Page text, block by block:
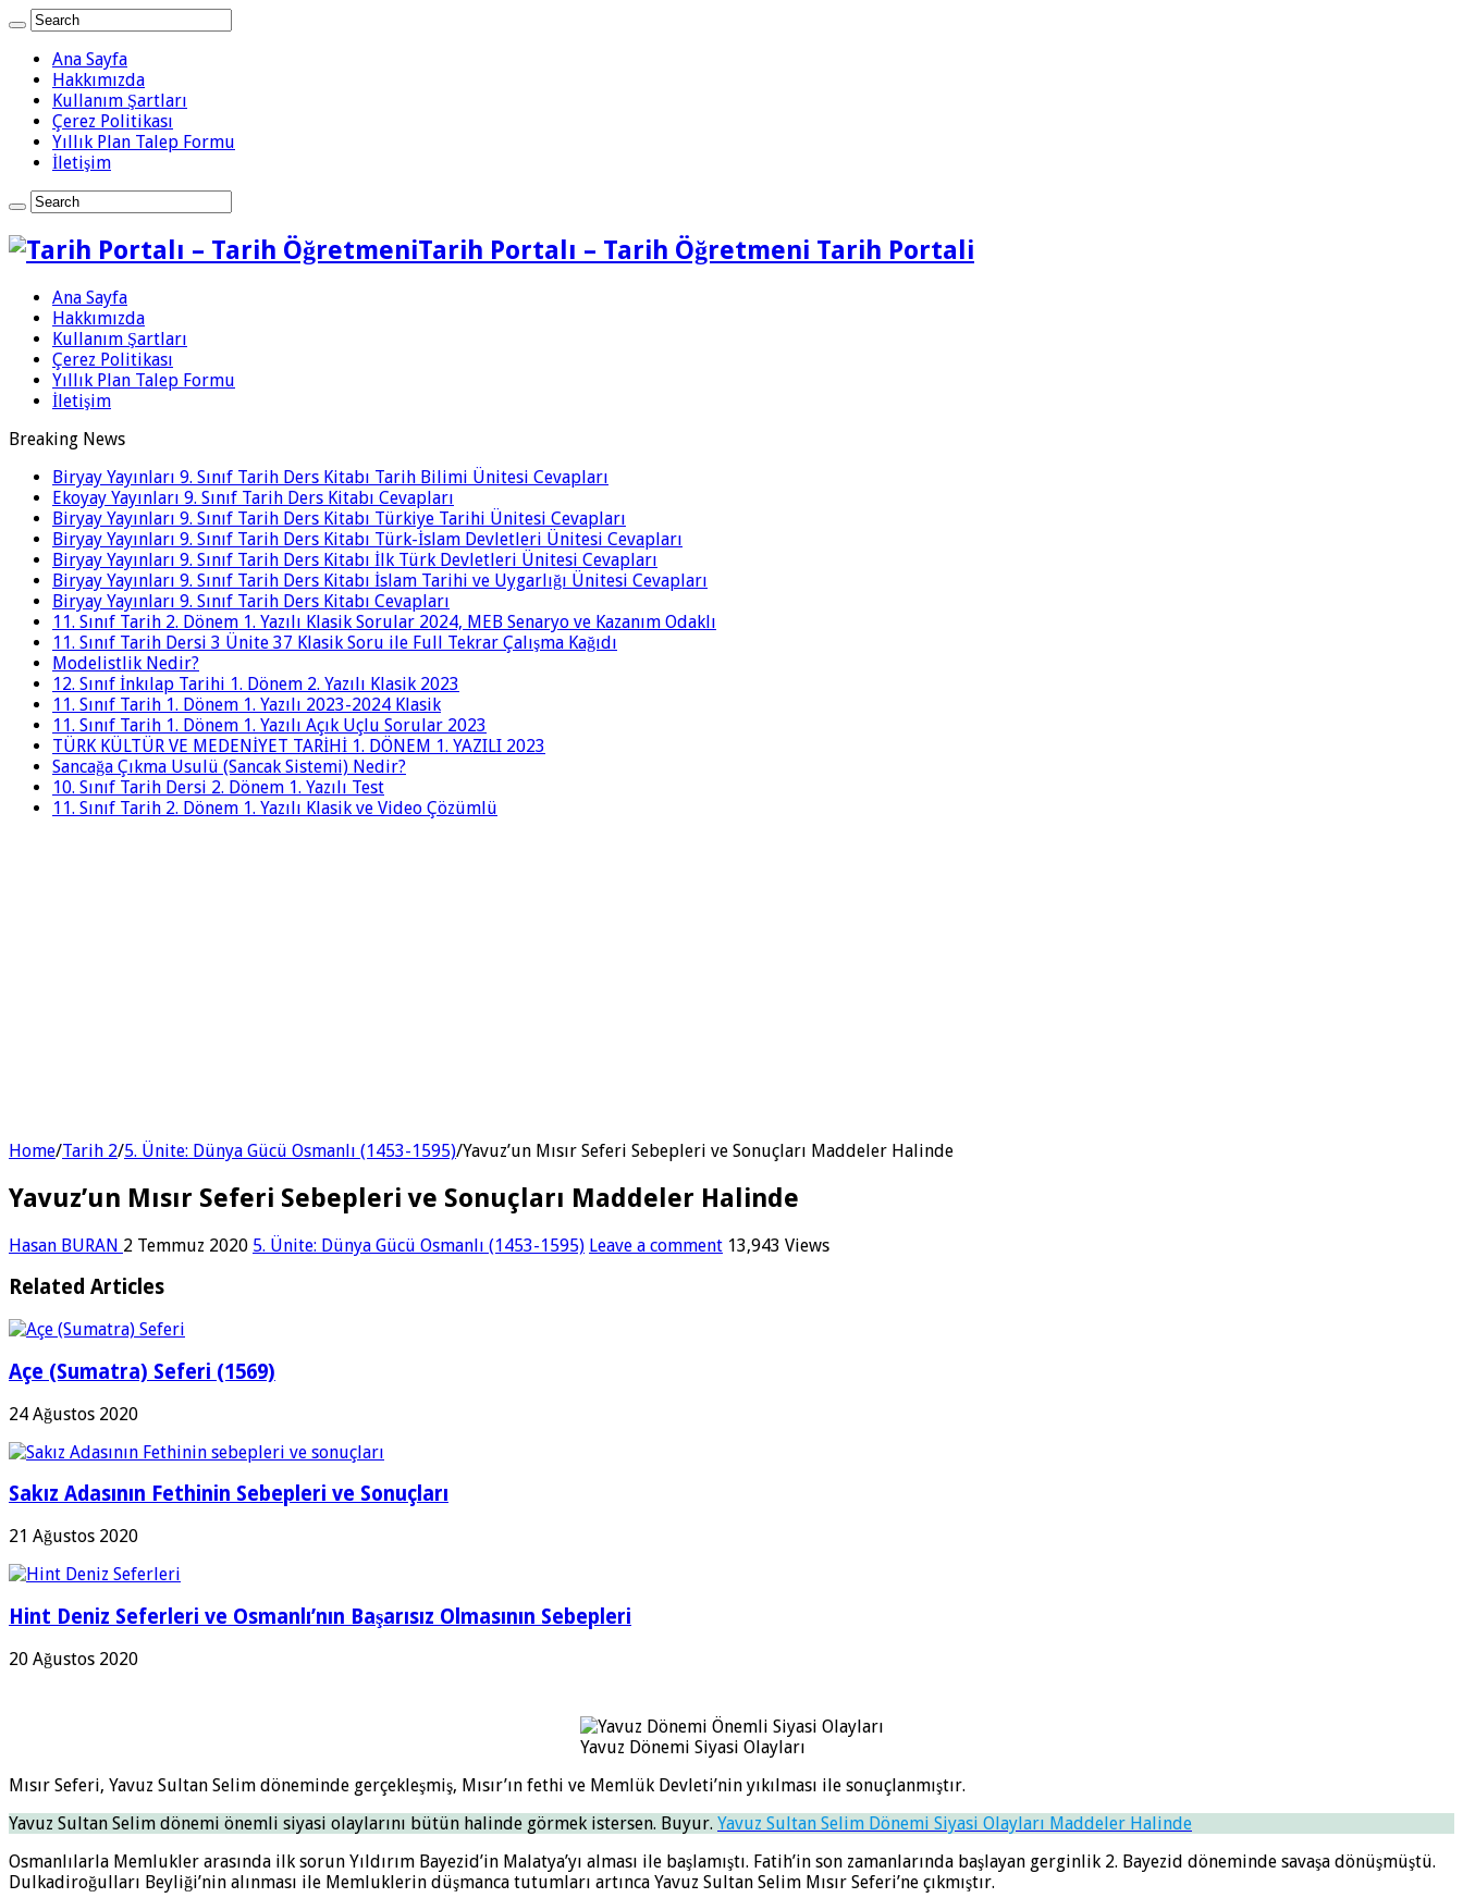
Ana Sayfa
Hakkımızda
Kullanım Şartları
Çerez Politikası
Yıllık Plan Talep Formu
İletişim
Tarih Portalı – Tarih Öğretmeni Tarih Portali
Ana Sayfa
Hakkımızda
Kullanım Şartları
Çerez Politikası
Yıllık Plan Talep Formu
İletişim
Breaking News
Biryay Yayınları 9. Sınıf Tarih Ders Kitabı Tarih Bilimi Ünitesi Cevapları
Ekoyay Yayınları 9. Sınıf Tarih Ders Kitabı Cevapları
Biryay Yayınları 9. Sınıf Tarih Ders Kitabı Türkiye Tarihi Ünitesi Cevapları
Biryay Yayınları 9. Sınıf Tarih Ders Kitabı Türk-İslam Devletleri Ünitesi Cevapları
Biryay Yayınları 9. Sınıf Tarih Ders Kitabı İlk Türk Devletleri Ünitesi Cevapları
Biryay Yayınları 9. Sınıf Tarih Ders Kitabı İslam Tarihi ve Uygarlığı Ünitesi Cevapları
Biryay Yayınları 9. Sınıf Tarih Ders Kitabı Cevapları
11. Sınıf Tarih 2. Dönem 1. Yazılı Klasik Sorular 2024, MEB Senaryo ve Kazanım Odaklı
11. Sınıf Tarih Dersi 3 Ünite 37 Klasik Soru ile Full Tekrar Çalışma Kağıdı
Modelistlik Nedir?
12. Sınıf İnkılap Tarihi 1. Dönem 2. Yazılı Klasik 2023
11. Sınıf Tarih 1. Dönem 1. Yazılı 2023-2024 Klasik
11. Sınıf Tarih 1. Dönem 1. Yazılı Açık Uçlu Sorular 2023
TÜRK KÜLTÜR VE MEDENİYET TARİHİ 1. DÖNEM 1. YAZILI 2023
Sancağa Çıkma Usulü (Sancak Sistemi) Nedir?
10. Sınıf Tarih Dersi 2. Dönem 1. Yazılı Test
11. Sınıf Tarih 2. Dönem 1. Yazılı Klasik ve Video Çözümlü
Home/Tarih 2/5. Ünite: Dünya Gücü Osmanlı (1453-1595)/Yavuz’un Mısır Seferi Sebepleri ve Sonuçları Maddeler Halinde
Yavuz’un Mısır Seferi Sebepleri ve Sonuçları Maddeler Halinde
Hasan BURAN 2 Temmuz 2020 5. Ünite: Dünya Gücü Osmanlı (1453-1595) Leave a comment 13,943 Views
Related Articles
Açe (Sumatra) Seferi (1569)
24 Ağustos 2020
Sakız Adasının Fethinin Sebepleri ve Sonuçları
21 Ağustos 2020
Hint Deniz Seferleri ve Osmanlı’nın Başarısız Olmasının Sebepleri
20 Ağustos 2020
Yavuz Dönemi Siyasi Olayları
Mısır Seferi, Yavuz Sultan Selim döneminde gerçekleşmiş, Mısır’ın fethi ve Memlük Devleti’nin yıkılması ile sonuçlanmıştır.
Yavuz Sultan Selim dönemi önemli siyasi olaylarını bütün halinde görmek istersen. Buyur. Yavuz Sultan Selim Dönemi Siyasi Olayları Maddeler Halinde
Osmanlılarla Memlukler arasında ilk sorun Yıldırım Bayezid’in Malatya’yı alması ile başlamıştı. Fatih’in son zamanlarında başlayan gerginlik 2. Bayezid döneminde savaşa dönüşmüştü.
Dulkadiroğulları Beyliği’nin alınması ile Memluklerin düşmanca tutumları artınca Yavuz Sultan Selim Mısır Seferi’ne çıkmıştır.